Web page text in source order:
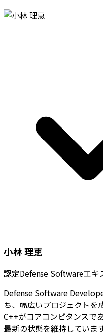
小林 理恵
認定Defense Softwareエキ
Defense Software
ち、幅広いプロジェクトを
C++がコアコンピタンスで
最新の状態を維持しています